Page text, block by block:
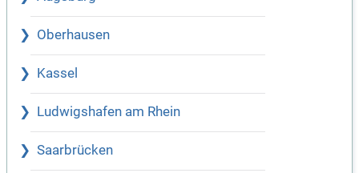
Oberhausen
Kassel
Ludwigshafen am Rhein
Saarbrücken